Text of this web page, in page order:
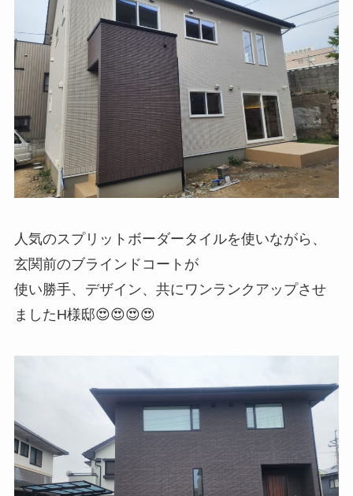
人気のスプリットボーダータイルを使いながら、
玄関前のブラインドコートが
使い勝手、デザイン、共にワンランクアップさせ
ましたH様邸😍😍😍😍